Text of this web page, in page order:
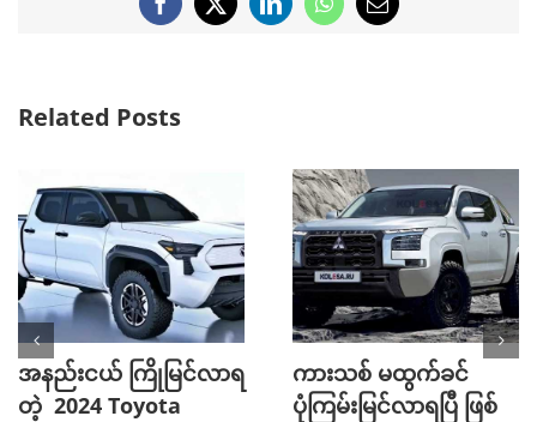
Facebook
X LinkedInWhatsApp
Email
Related Posts
အနည်းငယ် ကြိုမြင်လာရ
တဲ့ 2024 Toyota
ကားသစ် မထွက်ခင်
ပုံကြမ်းမြင်လာရပြီ ဖြစ်